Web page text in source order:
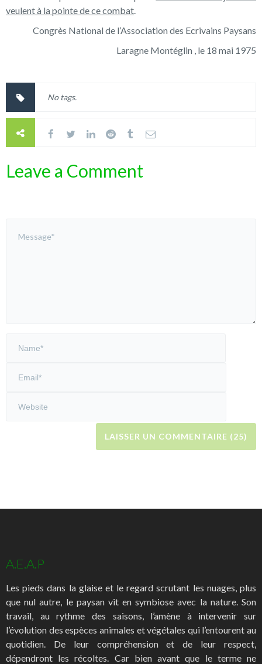
veulent à la pointe de ce combat.
Congrès National de l’Association des Ecrivains Paysans
Laragne Montéglin , le 18 mai 1975
No tags.
Leave a Comment
A.E.A.P
Les pieds dans la glaise et le regard scrutant les nuages, plus
que nul autre, le paysan vit en symbiose avec la nature. Son
travail, au rythme des saisons, l’amène à intervenir sur
l’évolution des espèces animales et végétales qui l’entourent au
quotidien. De leur compréhension et de leur respect,
dépendront les récoltes. Car bien avant que le terme ne